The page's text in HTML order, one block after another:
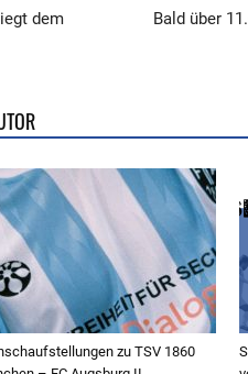
dem
Bald über
zu TSV 1860